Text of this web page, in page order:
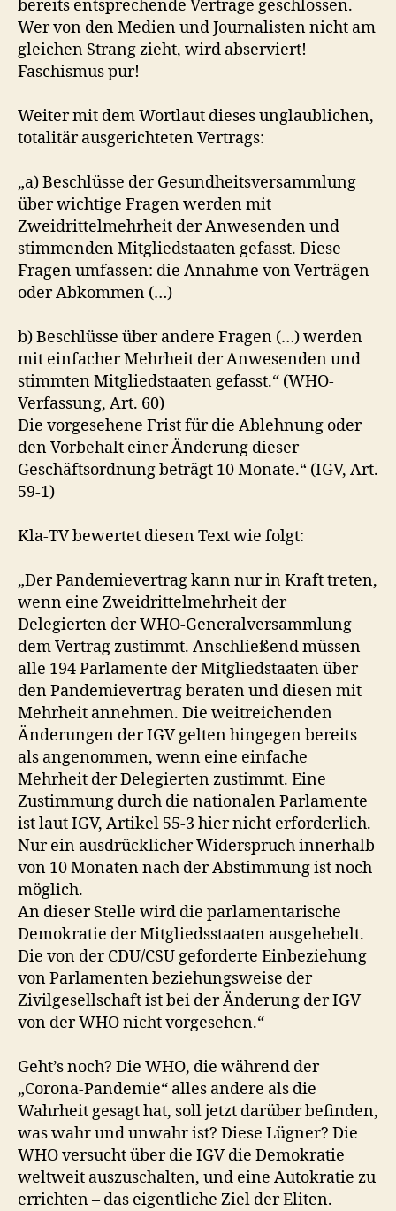
bereits entsprechende Verträge geschlossen.
Wer von den Medien und Journalisten nicht am
gleichen Strang zieht, wird abserviert!
Faschismus pur!
Weiter mit dem Wortlaut dieses unglaublichen,
totalitär ausgerichteten Vertrags:
„a) Beschlüsse der Gesundheitsversammlung
über wichtige Fragen werden mit
Zweidrittelmehrheit der Anwesenden und
stimmenden Mitgliedstaaten gefasst. Diese
Fragen umfassen: die Annahme von Verträgen
oder Abkommen (…)
b) Beschlüsse über andere Fragen (…) werden
mit einfacher Mehrheit der Anwesenden und
stimmten Mitgliedstaaten gefasst.“ (WHO-
Verfassung, Art. 60)
Die vorgesehene Frist für die Ablehnung oder
den Vorbehalt einer Änderung dieser
Geschäftsordnung beträgt 10 Monate.“ (IGV, Art.
59-1)
Kla-TV bewertet diesen Text wie folgt:
„Der Pandemievertrag kann nur in Kraft treten,
wenn eine Zweidrittelmehrheit der
Delegierten der WHO-Generalversammlung
dem Vertrag zustimmt. Anschließend müssen
alle 194 Parlamente der Mitgliedstaaten über
den Pandemievertrag beraten und diesen mit
Mehrheit annehmen. Die weitreichenden
Änderungen der IGV gelten hingegen bereits
als angenommen, wenn eine einfache
Mehrheit der Delegierten zustimmt. Eine
Zustimmung durch die nationalen Parlamente
ist laut IGV, Artikel 55-3 hier nicht erforderlich.
Nur ein ausdrücklicher Widerspruch innerhalb
von 10 Monaten nach der Abstimmung ist noch
möglich.
An dieser Stelle wird die parlamentarische
Demokratie der Mitgliedsstaaten ausgehebelt.
Die von der CDU/CSU geforderte Einbeziehung
von Parlamenten beziehungsweise der
Zivilgesellschaft ist bei der Änderung der IGV
von der WHO nicht vorgesehen.“
Geht’s noch? Die WHO, die während der
„Corona-Pandemie“ alles andere als die
Wahrheit gesagt hat, soll jetzt darüber befinden,
was wahr und unwahr ist? Diese Lügner? Die
WHO versucht über die IGV die Demokratie
weltweit auszuschalten, und eine Autokratie zu
errichten – das eigentliche Ziel der Eliten.